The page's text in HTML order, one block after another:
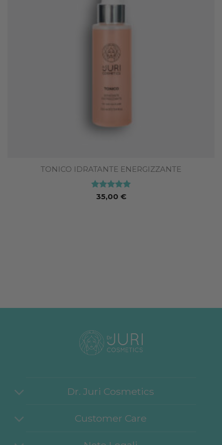
TONICO IDRATANTE ENERGIZZANTE
Valutato5
35,00 €
Dr. Juri Cosmetics
Customer Care